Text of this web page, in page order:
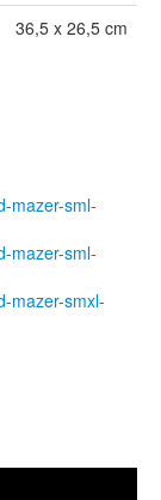
36,5 x 26,5 cm